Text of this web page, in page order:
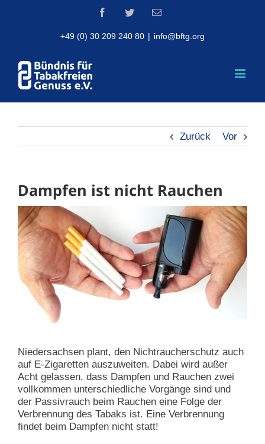
FacebookTwitterEmail
+49 (0) 30 209 240 80 | info@bftg.org
Zurück Vor
Dampfen ist nicht Rauchen
Niedersachsen plant, den Nichtraucherschutz auch
auf E-Zigaretten auszuweiten. Dabei wird außer
Acht gelassen, dass Dampfen und Rauchen zwei
vollkommen unterschiedliche Vorgänge sind und
der Passivrauch beim Rauchen eine Folge der
Verbrennung des Tabaks ist. Eine Verbrennung
findet beim Dampfen nicht statt!